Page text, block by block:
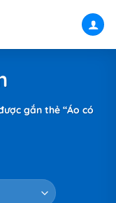
gắn thẻ “Áo có